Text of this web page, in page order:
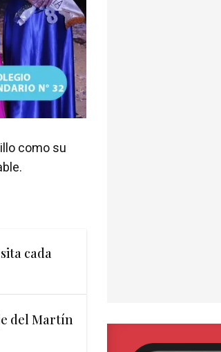
como su
cada
del Martín